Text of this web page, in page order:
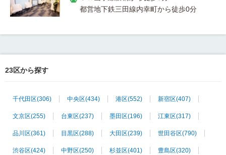
23区から探す
千代田区(306) 中央区(434) 港区(552) 新宿区(407)
文京区(255) 台東区(237) 墨田区(196) 江東区(317)
品川区(361) 目黒区(288) 大田区(239) 世田谷区(790)
渋谷区(424) 中野区(250) 杉並区(401) 豊島区(320)